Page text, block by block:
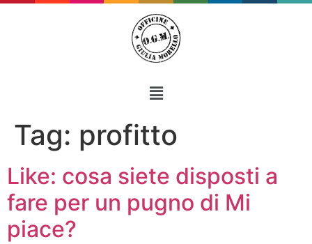
Tag: profitto
Like: cosa siete disposti a
fare per un pugno di Mi
piace?